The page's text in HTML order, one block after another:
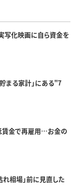
写化映画に自ら資金を
まる家計」にある"7
賃金で再雇用…お金の
相場」前に見直した